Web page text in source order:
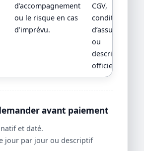
d’accompagnement
ou le risque en cas
d’imprévu.
CGV,
conditions
d’assurance
ou
descriptif
officiel.
avant paiement
et daté.
jour par jour ou descriptif